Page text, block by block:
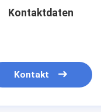
Kontaktdaten
Kontakt